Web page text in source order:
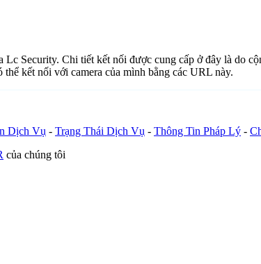
Security. Chi tiết kết nối được cung cấp ở đây là do
kết nối với camera của mình bằng các URL này.
Dịch Vụ - Trạng Thái Dịch Vụ - Thông Tin Pháp Lý -
của chúng tôi